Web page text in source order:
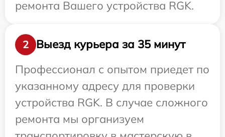
ремонта Вашего устройства RGK.
2
Выезд курьера за 35 минут
Профессионал с опытом приедет по
указанному адресу для проверки
устройства RGK. В случае сложного
ремонта мы организуем